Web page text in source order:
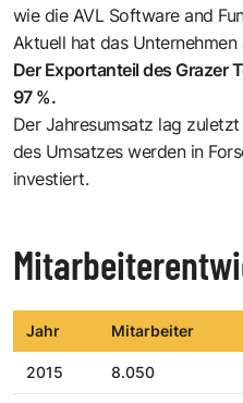
wie die AVL Software and
Aktuell hat das Unternehmen
Der Exportanteil des Grazer
97 %.
Der Jahresumsatz lag zuletzt
des Umsatzes werden in
investiert.
Jahr Mitarbeiter
2015 8.050